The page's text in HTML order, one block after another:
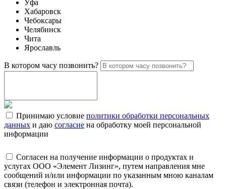
Уфа
Хабаровск
Чебоксары
Челябинск
Чита
Ярославль
В котором часу позвонить?
Принимаю условие политики обработки персональных
данных и даю согласие на обработку моей персональной
информации
Согласен на получение информации о продуктах и
услугах ООО «Элемент Лизинг», путем направления мне
сообщений и/или информации по указанным мною каналам
связи (телефон и электронная почта).